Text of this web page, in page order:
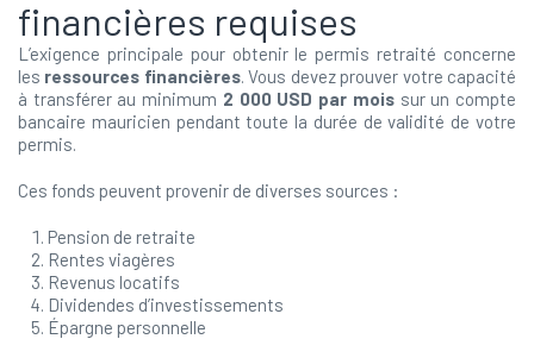
financières requises
L’exigence principale pour obtenir le permis retraité concerne
les ressources financières. Vous devez prouver votre capacité
à transférer au minimum 2 000 USD par moissur un compte
bancaire mauricien pendant toute la durée de validité de votre
permis.
Ces fonds peuvent provenir de diverses sources :
Pension de retraite
Rentes viagères
Revenus locatifs
Dividendes d’investissements
Épargne personnelle